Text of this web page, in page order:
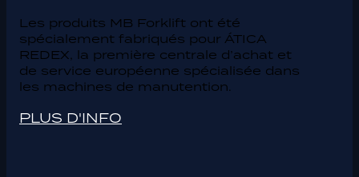
Les produits MB Forklift ont été
spécialement fabriqués pour ÁTICA
REDEX, la première centrale d’achat et
de service européenne spécialisée dans
les machines de manutention.
PLUS D'INFO